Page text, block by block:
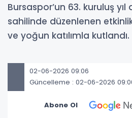
Bursaspor’un 63. kuruluş
sahilinde düzenlenen
ve yoğun katılımla kutlandı.
02-06-2026 09:06
Güncelleme : 02-06-2026
Abone Ol